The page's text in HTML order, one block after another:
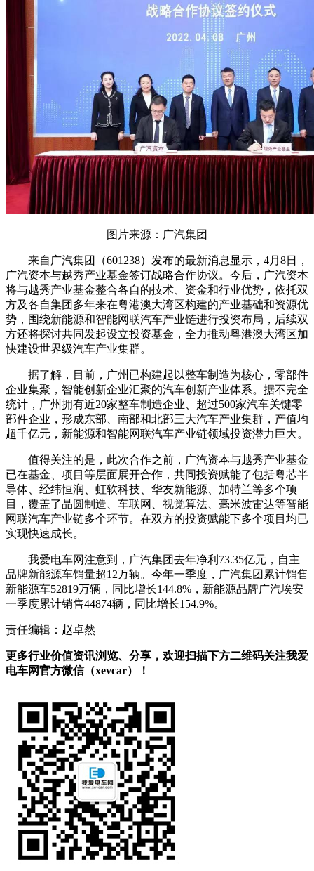
图片来源：广汽集团
来自广汽集团（601238）发布的最新消息显示，4月8日，
广汽资本与越秀产业基金签订战略合作协议。今后，广汽资本
将与越秀产业基金整合各自的技术、资金和行业优势，依托双
方及各自集团多年来在粤港澳大湾区构建的产业基础和资源优
势，围绕新能源和智能网联汽车产业链进行投资布局，后续双
方还将探讨共同发起设立投资基金，全力推动粤港澳大湾区加
快建设世界级汽车产业集群。
据了解，目前，广州已构建起以整车制造为核心，零部件
企业集聚，智能创新企业汇聚的汽车创新产业体系。据不完全
统计，广州拥有近20家整车制造企业、超过500家汽车关键零
部件企业，形成东部、南部和北部三大汽车产业集群，产值均
超千亿元，新能源和智能网联汽车产业链领域投资潜力巨大。
值得关注的是，此次合作之前，广汽资本与越秀产业基金
已在基金、项目等层面展开合作，共同投资赋能了包括粤芯半
导体、经纬恒润、虹软科技、华友新能源、加特兰等多个项
目，覆盖了晶圆制造、车联网、视觉算法、毫米波雷达等智能
网联汽车产业链多个环节。在双方的投资赋能下多个项目均已
实现快速成长。
我爱电车网注意到，广汽集团去年净利73.35亿元，自主
品牌新能源车销量超12万辆。今年一季度，广汽集团累计销售
新能源车52819万辆，同比增长144.8%，新能源品牌广汽埃安
一季度累计销售44874辆，同比增长154.9%。
责任编辑：赵卓然
更多行业价值资讯浏览、分享，欢迎扫描下方二维码关注我爱
电车网官方微信（xevcar）！